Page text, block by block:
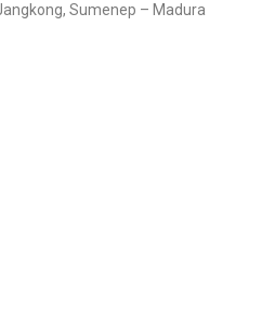
Sumenep – Madura